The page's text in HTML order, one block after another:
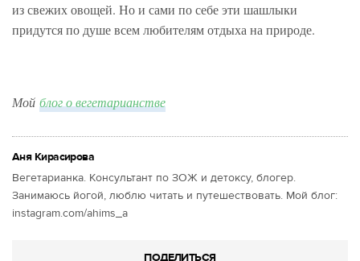
из свежих овощей. Но и сами по себе эти шашлыки
придутся по душе всем любителям отдыха на природе.
Мой блог о вегетарианстве
Аня Кирасирова
Вегетарианка. Консультант по ЗОЖ и детоксу, блогер.
Занимаюсь йогой, люблю читать и путешествовать. Мой блог:
instagram.com/ahims_a
ПОДЕЛИТЬСЯ